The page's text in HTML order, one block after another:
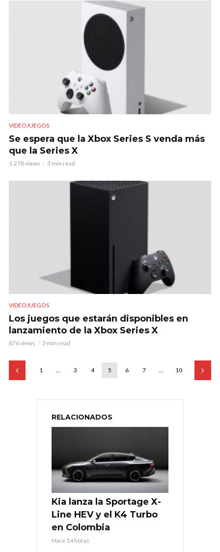
VIDEOJUEGOS
Se espera que la Xbox Series S venda más
que la Series X
1.278 views 3 min read
VIDEOJUEGOS
Los juegos que estarán disponibles en
lanzamiento de la Xbox Series X
876 views 3 min read
1 … 3 4 5 6 7 … 10
RELACIONADOS
Kia lanza la Sportage X-
Line HEV y el K4 Turbo
en Colombia
Hace 14 horas